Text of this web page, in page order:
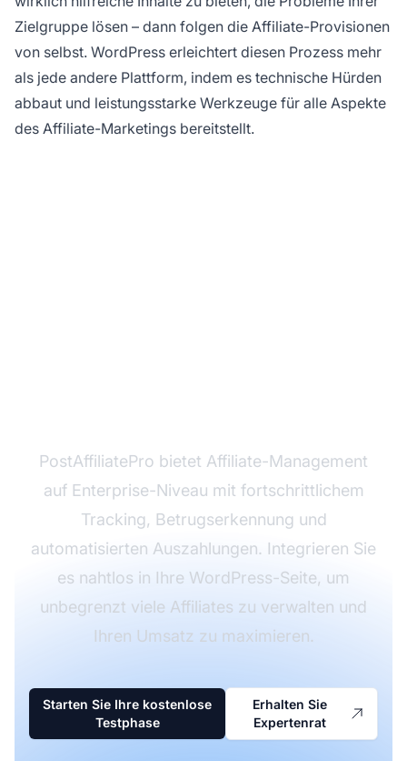
Zielgruppe lösen – dann folgen die Affiliate-Provisionen
von selbst. WordPress erleichtert diesen Prozess mehr
als jede andere Plattform, indem es technische Hürden
abbaut und leistungsstarke Werkzeuge für alle Aspekte
des Affiliate-Marketings bereitstellt.
PostAffiliatePro bietet Affiliate-Management
auf Enterprise-Niveau mit fortschrittlichem
Tracking, Betrugserkennung und
automatisierten Auszahlungen. Integrieren Sie
es nahtlos in Ihre WordPress-Seite, um
unbegrenzt viele Affiliates zu verwalten und
Ihren Umsatz zu maximieren.
Starten Sie Ihre kostenlose
Testphase
Erhalten Sie
Expertenrat